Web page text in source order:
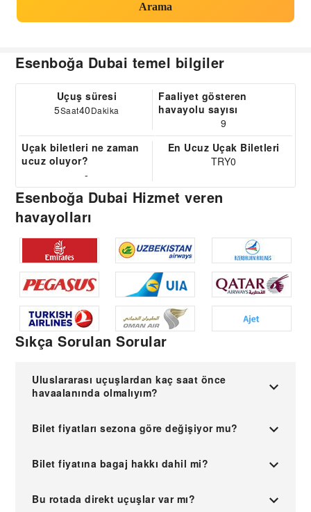
Arama
Esenboğa Dubai temel bilgiler
Uçuş süresi
5Saat40Dakika
Faaliyet gösteren
havayolu sayısı
9
Uçak biletleri ne zaman
ucuz oluyor?
-
En Ucuz Uçak Biletleri
TRY0
Esenboğa Dubai Hizmet veren
havayolları
Sıkça Sorulan Sorular
Uluslararası uçuşlardan kaç saat önce
havaalanında olmalıyım?
Bilet fiyatları sezona göre değişiyor mu?
Bilet fiyatına bagaj hakkı dahil mi?
Bu rotada direkt uçuşlar var mı?